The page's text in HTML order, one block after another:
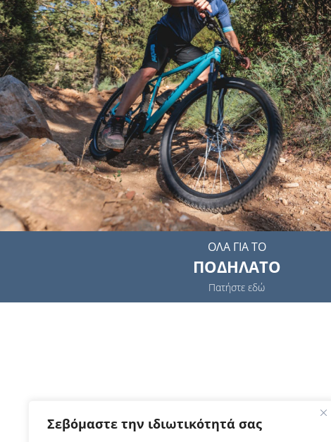
Σεβόμαστε την ιδιωτικότητά σας
ΟΛΑ ΓΙΑ ΤΟ
ΠΟΔΗΛΑΤΟ
Πατήστε εδώ